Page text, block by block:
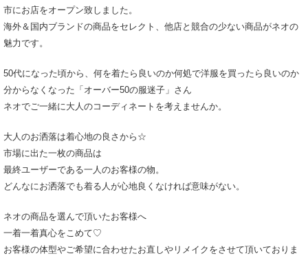
市にお店をオープン致しました。
海外＆国内ブランドの商品をセレクト、他店と競合の少ない商品がネオの
魅力です。
50代になった頃から、何を着たら良いのか何処で洋服を買ったら良いのか
分からなくなった「オーバー50の服迷子」さん
ネオでご一緒に大人のコーディネートを考えませんか。
大人のお洒落は着心地の良さから☆
市場に出た一枚の商品は
最終ユーザーである一人のお客様の物。
どんなにお洒落でも着る人が心地良くなければ意味がない。
ネオの商品を選んで頂いたお客様へ
一着一着真心をこめて♡
お客様の体型やご希望に合わせたお直しやリメイクをさせて頂いておりま